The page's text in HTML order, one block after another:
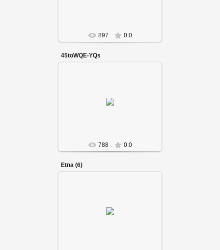
897 0.0
45toWQE-YQs
788 0.0
Etna (6)